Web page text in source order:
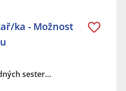
ka - Možnost
sester…